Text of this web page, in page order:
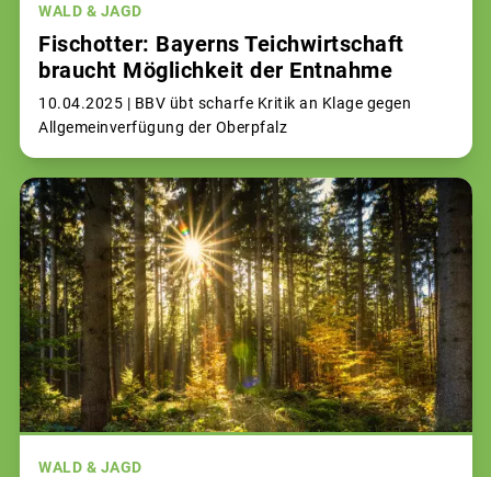
WALD & JAGD
Fischotter: Bayerns Teichwirtschaft
braucht Möglichkeit der Entnahme
10.04.2025 | BBV übt scharfe Kritik an Klage gegen
Allgemeinverfügung der Oberpfalz
WALD & JAGD